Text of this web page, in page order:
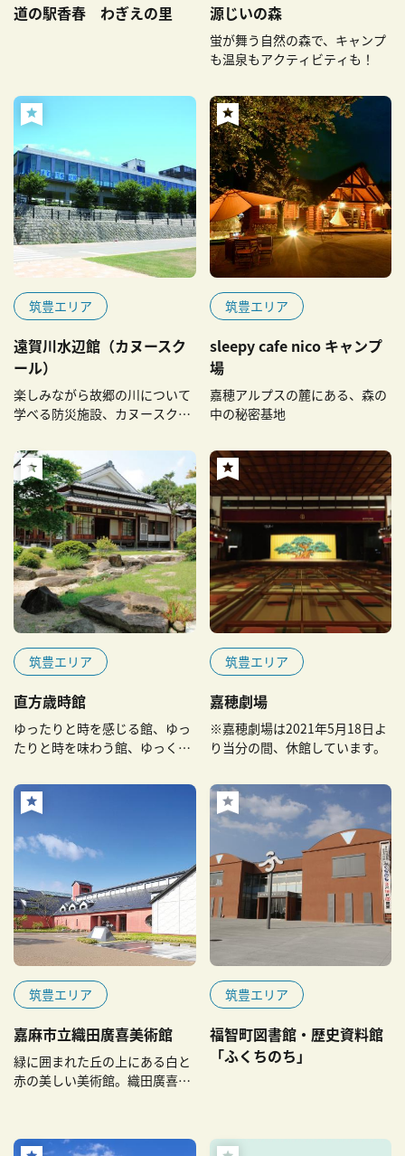
道の駅香春 わぎえの里 源じいの森
蛍が舞う自然の森で、キャンプ
も温泉もアクティビティも！
筑豊エリア
遠賀川水辺館（カヌースク
ール）
楽しみながら故郷の川について
学べる防災施設、カヌースクー
筑豊エリア
sleepy cafe nico キャンプ
場
嘉穂アルプスの麓にある、森の
中の秘密基地
筑豊エリア
直方歳時館
ゆったりと時を感じる館、ゆっ
たりと時を味わう館、ゆっくり
筑豊エリア
嘉穂劇場
※嘉穂劇場は2021年5月18日よ
り当分の間、休館しています。
筑豊エリア
嘉麻市立織田廣喜美術館
緑に囲まれた丘の上にある白と
赤の美しい美術館。織田廣喜の
筑豊エリア
福智町図書館・歴史資料館
「ふくちのち」